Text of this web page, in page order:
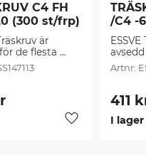
C4 FH
(300 st/frp)
är
de flesta
i spånskivor,
plugg mm.
Lägg till i
/C4 -
trä,
411
I lager